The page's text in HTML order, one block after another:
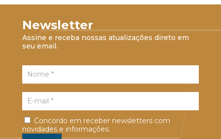
Newsletter
Assine e receba nossas atualizações direto em
seu email.
Concordo em receber newsletters com
novidades e informações.